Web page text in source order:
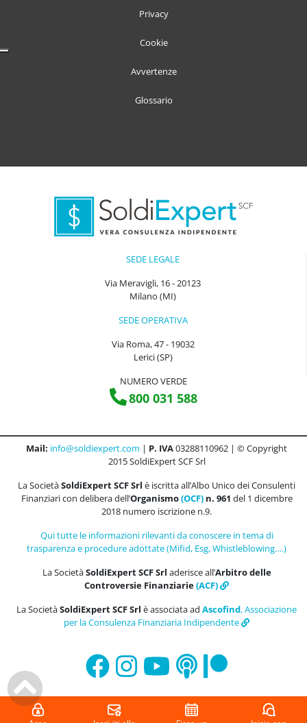
Privacy
Cookie
Avvertenze
Glossario
SEDE LEGALE
Via Meravigli, 16 - 20123
Milano (MI)
SEDE OPERATIVA
Via Roma, 47 - 19032
Lerici (SP)
NUMERO VERDE
800 031 588
Mail: info@soldiexpert.com | P. IVA03288110962 | © Copyright
2015 SoldiExpert SCF Srl
La SocietàSoldiExpert SCF Srl è iscritta all’Albo Unico dei Consulenti
Finanziari con delibera dell’Organismo(OCF)n. 961 del 1 dicembre
2018 numero iscrizione n.9.
Qui tutte le informazioni rilevanti da conoscere in tema di
trasparenza e procedure adottate (Mifid, Esg, Whistleblowing….)
La SocietàSoldiExpert SCF Srl aderisce all’Arbitro delle
Controversie Finanziarie(ACF)
La SocietàSoldiExpert SCF Srl è associata ad Ascofind, Associazione
per la Consulenza Finanziaria Indipendente